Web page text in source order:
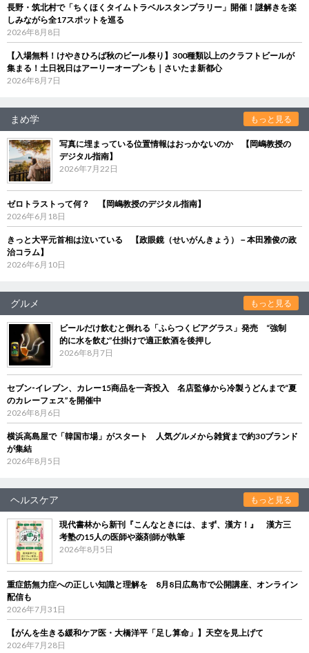
長野・筑北村で「ちくほくタイムトラベルスタンプラリー」開催！謎解きを楽
しみながら全17スポットを巡る
2026年8月8日
【入場無料！けやきひろば秋のビール祭り】300種類以上のクラフトビールが
集まる！土日祝日はアーリーオープンも｜さいたま新都心
2026年8月7日
まめ学 もっと見る
写真に埋まっている位置情報はおっかないのか 【岡嶋教授の
デジタル指南】
2026年7月22日
ゼロトラストって何？ 【岡嶋教授のデジタル指南】
2026年6月18日
きっと大平元首相は泣いている 【政眼鏡（せいがんきょう）－本田雅俊の政
治コラム】
2026年6月10日
グルメ もっと見る
ビールだけ飲むと倒れる「ふらつくビアグラス」発売 “強制
的に水を飲む”仕掛けで適正飲酒を後押し
2026年8月7日
セブン‐イレブン、カレー15商品を一斉投入 名店監修から冷製うどんまで“夏
のカレーフェス”を開催中
2026年8月6日
横浜高島屋で「韓国市場」がスタート 人気グルメから雑貨まで約30ブランド
が集結
2026年8月5日
ヘルスケア もっと見る
現代書林から新刊『こんなときには、まず、漢方！』 漢方三
考塾の15人の医師や薬剤師が執筆
2026年8月5日
重症筋無力症への正しい知識と理解を 8月8日広島市で公開講座、オンライン
配信も
2026年7月31日
【がんを生きる緩和ケア医・大橋洋平「足し算命」】天空を見上げて
2026年7月28日